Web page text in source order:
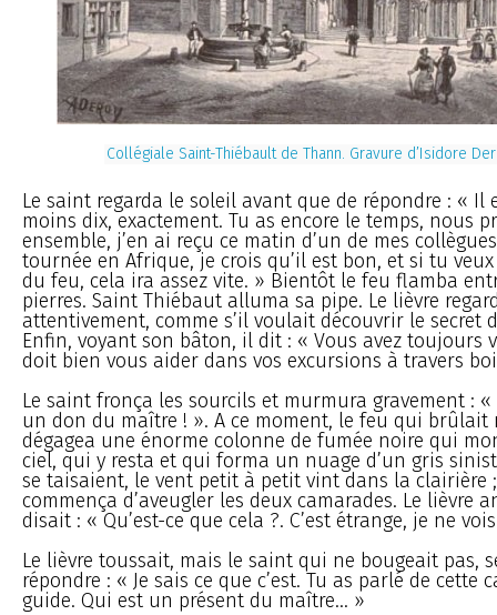
Collégiale Saint-Thiébault de Thann. Gravure d’Isidore
Le saint regarda le soleil avant que de répondre : « Il
moins dix, exactement. Tu as encore le temps, nous
ensemble, j’en ai reçu ce matin d’un de mes
tournée en Afrique, je crois qu’il est bon, et si tu
du feu, cela ira assez vite. » Bientôt le feu flamba
pierres. Saint Thiébaut alluma sa pipe. Le lièvre
attentivement, comme s’il voulait découvrir le secret
Enfin, voyant son bâton, il dit : « Vous avez toujours
doit bien vous aider dans vos excursions à travers
Le saint fronça les sourcils et murmura gravement : «
un don du maître ! ». A ce moment, le feu qui brûlait
dégagea une énorme colonne de fumée noire qui
ciel, qui y resta et qui forma un nuage d’un gris
se taisaient, le vent petit à petit vint dans la clairière
commença d’aveugler les deux camarades. Le lièvre
disait : « Qu’est-ce que cela ?. C’est étrange, je ne
Le lièvre toussait, mais le saint qui ne bougeait pas,
répondre : « Je sais ce que c’est. Tu as parlé de cette
guide. Qui est un présent du maître... »